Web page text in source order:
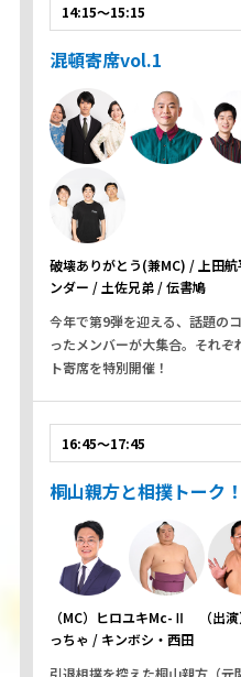
14:15～15:15
混頓寄席vol.1
破壊ありがとう(兼MC) / 上田
ンダー / 土佐兄弟 / 伝書鳩
今年で第9弾を迎える、話題の
ったメンバーが大集合。それ
ト寄席を特別開催！
16:45～17:45
桐山親方と相撲トーク
（MC）ヒロユキMc-Ⅱ （出
っちゃ / キンボシ・西田
引退相撲を控えた桐山親方（